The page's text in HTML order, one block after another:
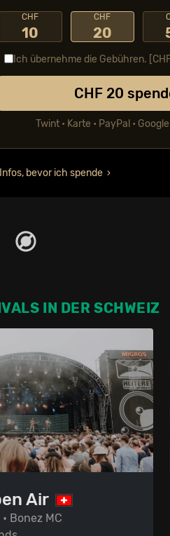
CHF
10
CHF
20
Ich übernehme die Gebühren.
CHF 20
Twint • Karte • PayPal •
bevor ich spende
IN DER SCHWEIZ
Air
Bonez MC